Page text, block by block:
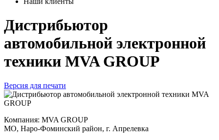
Дистрибьютор
автомобильной электронной
техники MVA GROUP
Версия для печати
Компания: MVA GROUP
МО, Наро-Фоминский район, г. Апрелевка